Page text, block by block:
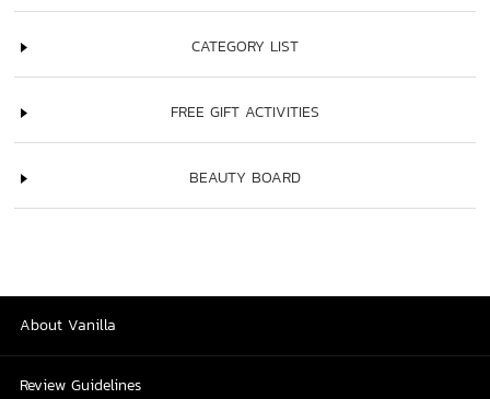
CATEGORY LIST
FREE GIFT ACTIVITIES
BEAUTY BOARD
About Vanilla
Review Guidelines